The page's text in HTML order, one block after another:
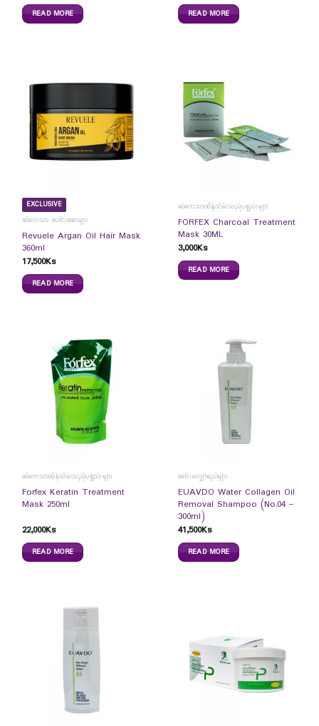
READ MORE READ MORE
EXCLUSIVE
ဆံကေသာ ပေါင်းဆေးများ
Revuele Argan Oil Hair Mask
360ml
17,500Ks
READ MORE
ဆံကေသာထိန်သိမ်းသည့်ပစ္စည်းများ
FORFEX Charcoal Treatment
Mask 30ML
3,000Ks
READ MORE
ဆံကေသာထိန်သိမ်းသည့်ပစ္စည်းများ
Forfex Keratin Treatment
Mask 250ml
22,000Ks
READ MORE
ခေါင်းလျှော်ရည်များ
EUAVDO Water Collagen Oil
Removal Shampoo (No.04 –
300ml)
41,500Ks
READ MORE